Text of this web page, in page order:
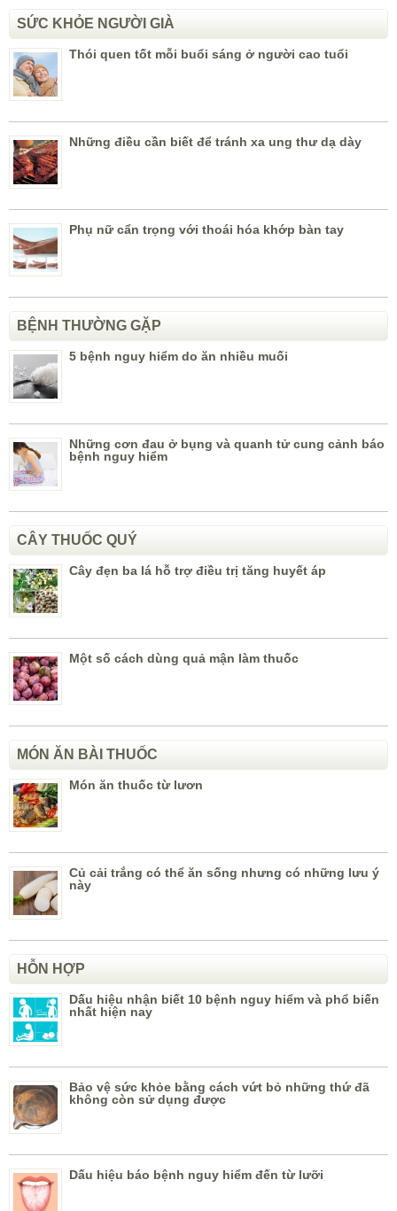
SỨC KHỎE NGƯỜI GIÀ
Thói quen tốt mỗi buổi sáng ở người cao tuổi
Những điều cần biết để tránh xa ung thư dạ dày
Phụ nữ cẩn trọng với thoái hóa khớp bàn tay
BỆNH THƯỜNG GẶP
5 bệnh nguy hiểm do ăn nhiều muối
Những cơn đau ở bụng và quanh tử cung cảnh báo
bệnh nguy hiểm
CÂY THUỐC QUÝ
Cây đẹn ba lá hỗ trợ điều trị tăng huyết áp
Một số cách dùng quả mận làm thuốc
MÓN ĂN BÀI THUỐC
Món ăn thuốc từ lươn
Củ cải trắng có thể ăn sống nhưng có những lưu ý
này
HỖN HỢP
Dấu hiệu nhận biết 10 bệnh nguy hiểm và phổ biến
nhất hiện nay
Bảo vệ sức khỏe bằng cách vứt bỏ những thứ đã
không còn sử dụng được
Dấu hiệu báo bệnh nguy hiểm đến từ lưỡi